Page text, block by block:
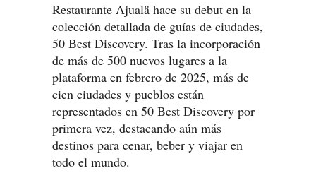
Restaurante Ajualä hace su debut en la
colección detallada de guías de ciudades,
50 Best Discovery. Tras la incorporación
de más de 500 nuevos lugares a la
plataforma en febrero de 2025, más de
cien ciudades y pueblos están
representados en 50 Best Discovery por
primera vez, destacando aún más
destinos para cenar, beber y viajar en
todo el mundo.